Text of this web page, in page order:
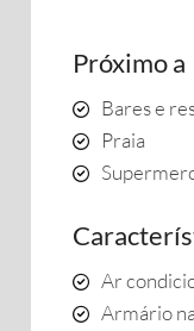
Próximo a
Bares e
Praia
Ar
Armário